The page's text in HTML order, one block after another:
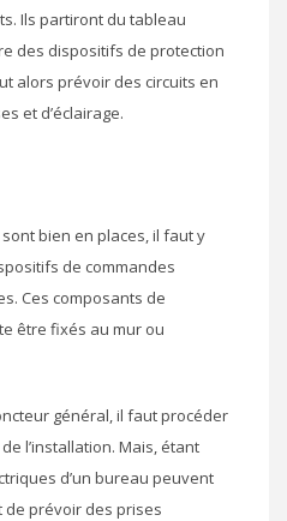
Ils partiront du tableau
des dispositifs de protection
alors prévoir des circuits en
et d’éclairage.
bien en places, il faut y
de commandes
Ces composants de
être fixés au mur ou
général, il faut procéder
l’installation. Mais, étant
d’un bureau peuvent
de prévoir des prises